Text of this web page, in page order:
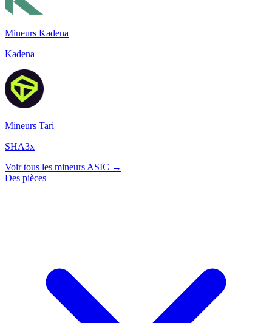
Mineurs Kadena
Kadena
Mineurs Tari
SHA3x
Voir tous les mineurs ASIC →
Des pièces